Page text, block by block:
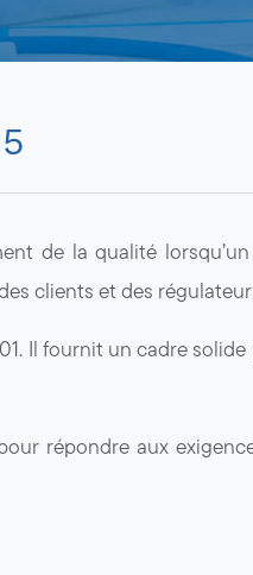
de la qualité
clients et des
Il fournit un cadre
répondre aux